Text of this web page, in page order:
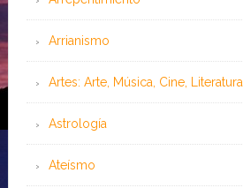
Arrianismo
Artes: Arte, Música, Cine, Literatura
Astrología
Ateísmo